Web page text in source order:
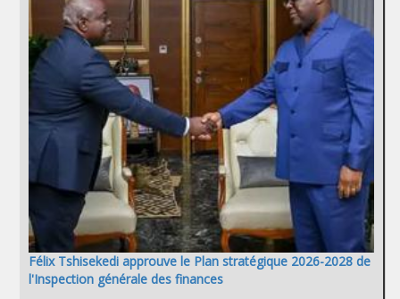
Félix Tshisekedi approuve le Plan stratégique 2026-2028 de
l'Inspection générale des finances